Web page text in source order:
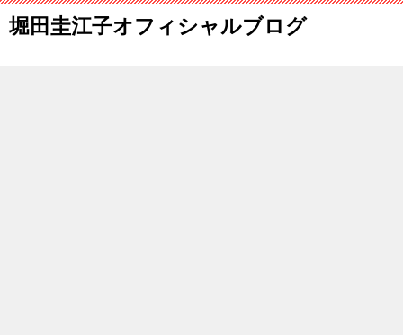
堀田圭江子オフィシャルブログ